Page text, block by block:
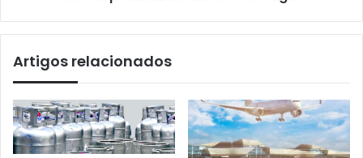
Artigos relacionados